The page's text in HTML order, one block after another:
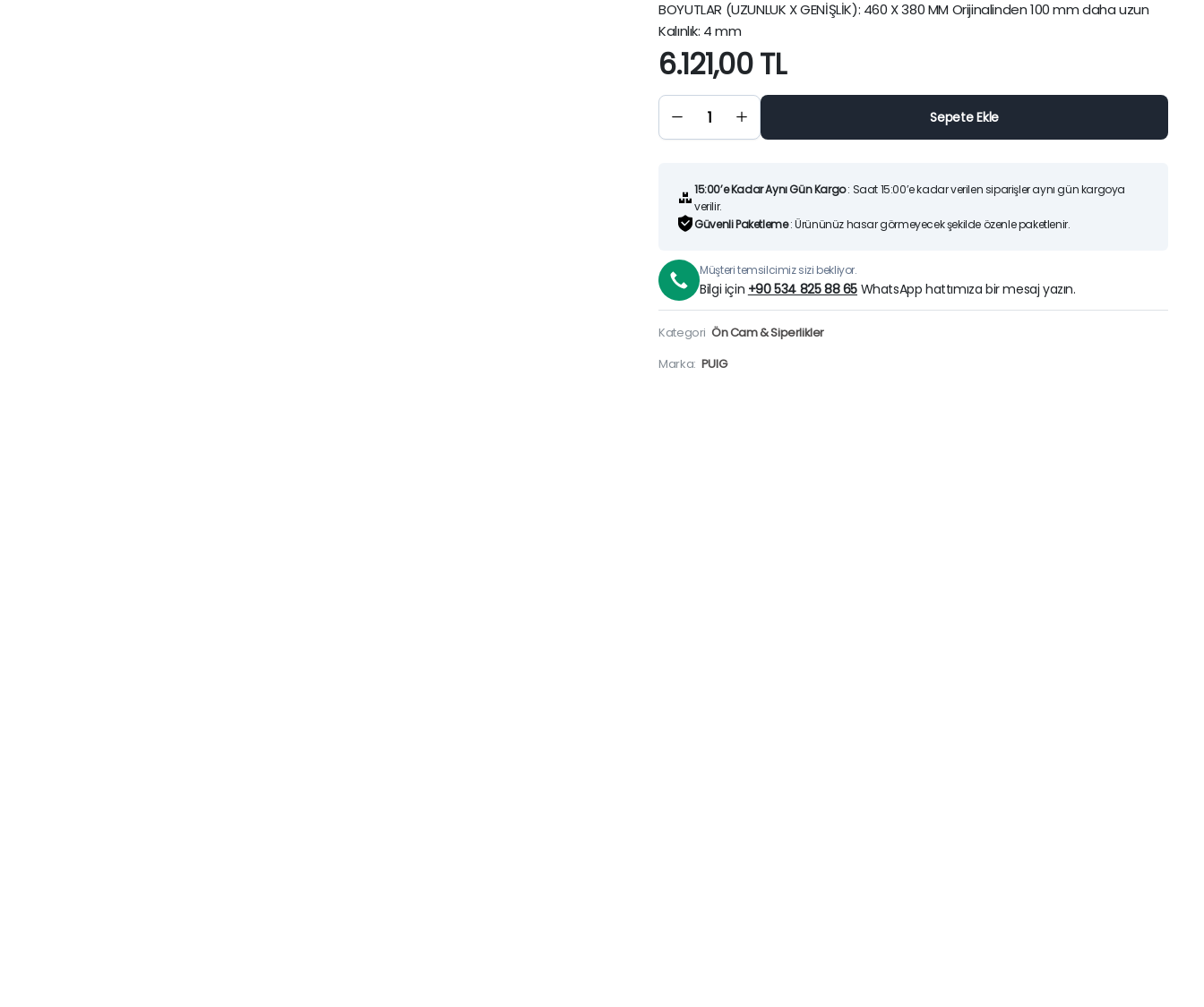
25)
9.425,00TLOrijinal
7.200,00TL
Şu
Hemen İncele
BOYUTLAR (UZUNLUK X GENİŞLİK): 460 X 380 MM Orijinalinden 100 mm daha uzun
Kalınlık: 4 mm
6.121,00TL
900DSX
ÖN CAM
(24-26)
Sepete Ekle
15:00’e Kadar Aynı Gün Kargo: Saat 15:00’e kadar verilen siparişler aynı gün kargoya
verilir.
Güvenli Paketleme: Ürününüz hasar görmeyecek şekilde özenle paketlenir.
Müşteri temsilcimiz sizi bekliyor.
Bilgi için +90 534 825 88 65 WhatsApp hattımıza bir mesaj yazın.
Kategori Ön Cam & Siperlikler
Marka: PUIG